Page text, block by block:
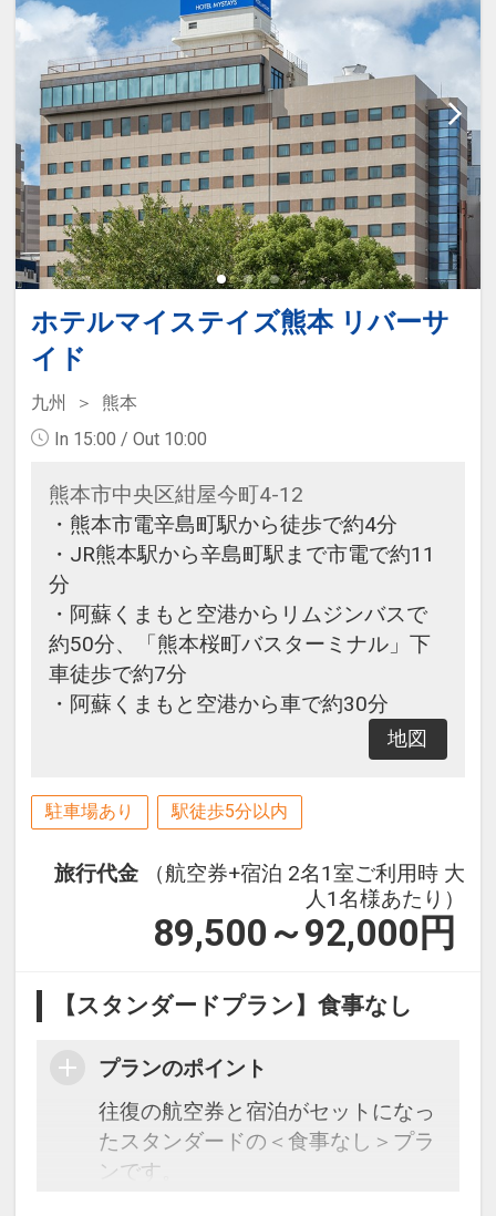
ホテルマイステイズ熊本 リバーサ
イド
九州
熊本
In 15:00 / Out 10:00
熊本市中央区紺屋今町4-12
・熊本市電辛島町駅から徒歩で約4分
・JR熊本駅から辛島町駅まで市電で約11
分
・阿蘇くまもと空港からリムジンバスで
約50分、「熊本桜町バスターミナル」下
車徒歩で約7分
・阿蘇くまもと空港から車で約30分
地図
駐車場あり 駅徒歩5分以内
旅行代金
（航空券+宿泊 2名1室ご利用時 大
人1名様あたり）
89,500～92,000 円
【スタンダードプラン】食事なし
プランのポイント
往復の航空券と宿泊がセットになっ
たスタンダードの＜食事なし＞プラ
ンです。